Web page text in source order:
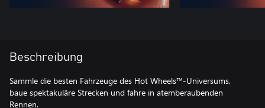
Beschreibung
Sammle die besten Fahrzeuge des Hot Wheels™-Universums,
baue spektakuläre Strecken und fahre in atemberaubenden
Rennen.